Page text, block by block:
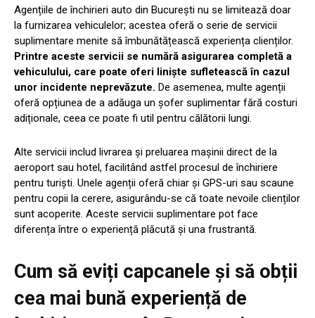
Agențiile de închirieri auto din București nu se limitează doar
la furnizarea vehiculelor; acestea oferă o serie de servicii
suplimentare menite să îmbunătățească experiența clienților.
Printre aceste servicii se numără asigurarea completă a
vehiculului, care poate oferi liniște sufletească în cazul
unor incidente neprevăzute. De asemenea, multe agenții
oferă opțiunea de a adăuga un șofer suplimentar fără costuri
adiționale, ceea ce poate fi util pentru călătorii lungi.
Alte servicii includ livrarea și preluarea mașinii direct de la
aeroport sau hotel, facilitând astfel procesul de închiriere
pentru turiști. Unele agenții oferă chiar și GPS-uri sau scaune
pentru copii la cerere, asigurându-se că toate nevoile clienților
sunt acoperite. Aceste servicii suplimentare pot face
diferența între o experiență plăcută și una frustrantă.
Cum să eviți capcanele și să obții
cea mai bună experiență de